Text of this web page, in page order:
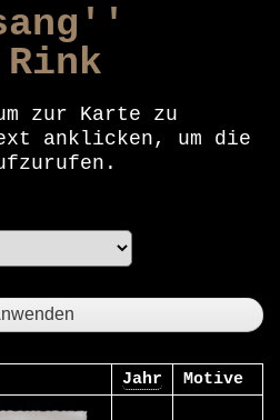
zur Karte zu
anklicken, um die
Jahr Motive